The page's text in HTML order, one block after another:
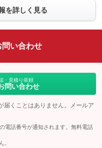
フロントカメラ
：装備あり
：装備あり
ルーフレール
：装備なし
：装備なし
を詳しく見る
問い合わせ
・見積り依頼
問い合わせ
届くことはありません。メールア
電話番号が通知されます。無料電話
。